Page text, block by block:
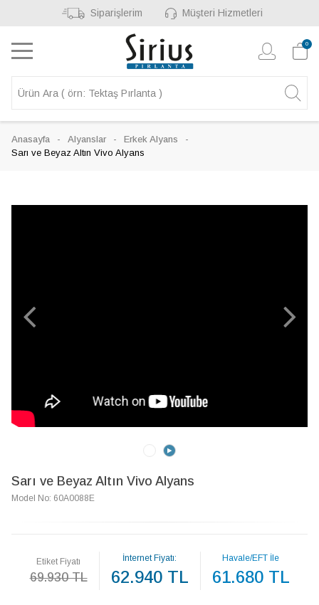
Siparişlerim Müşteri Hizmetleri
0
Anasayfa Alyanslar
Erkek Alyans
Sarı ve Beyaz Altın Vivo Alyans
Sarı ve Beyaz Altın Vivo Alyans
Model No: 60A0088E
Etiket Fiyatı
69.930 TL
İnternet Fiyatı:
62.940 TL
Havale/EFT İle
61.680 TL